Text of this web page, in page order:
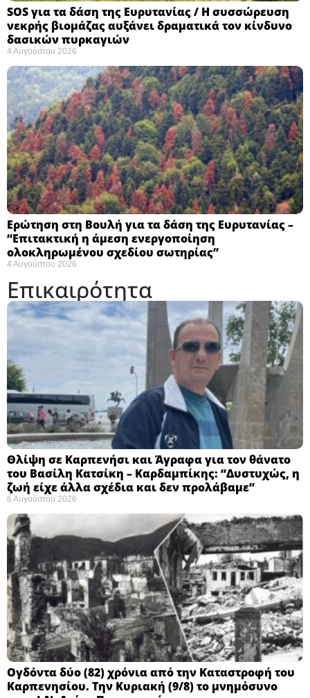
SOS για τα δάση της Ευρυτανίας / Η συσσώρευση
νεκρής βιομάζας αυξάνει δραματικά τον κίνδυνο
δασικών πυρκαγιών
4 Αυγούστου 2026
Ερώτηση στη Βουλή για τα δάση της Ευρυτανίας –
“Eπιτακτική η άμεση ενεργοποίηση
ολοκληρωμένου σχεδίου σωτηρίας”
4 Αυγούστου 2026
Επικαιρότητα
Θλίψη σε Καρπενήσι και Άγραφα για τον θάνατο
του Βασίλη Κατσίκη – Καρδαμπίκης: “Δυστυχώς, η
ζωή είχε άλλα σχέδια και δεν προλάβαμε”
6 Αυγούστου 2026
Ογδόντα δύο (82) χρόνια από την Καταστροφή του
Καρπενησίου. Την Κυριακή (9/8) το μνημόσυνο